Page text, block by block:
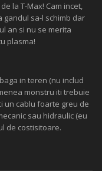
la T-Max! Cam incet,
gandul sa-l schimb dar
an si nu se merita
plasma!
in teren (nu includ
monstru iti trebuie
un cablu foarte greu de
sau hidraulic (eu
de costisitoare.